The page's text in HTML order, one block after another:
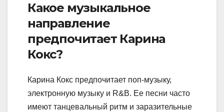
Какое музыкальное
направление
предпочитает Карина
Кокс?
Карина Кокс предпочитает поп-музыку,
электронную музыку и R&B. Ее песни часто
имеют танцевальный ритм и заразительные